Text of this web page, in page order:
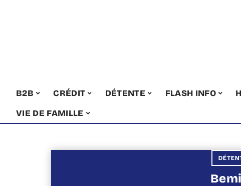
B2B CRÉDIT DÉTENTE FLASH INFO
VIE DE FAMILLE